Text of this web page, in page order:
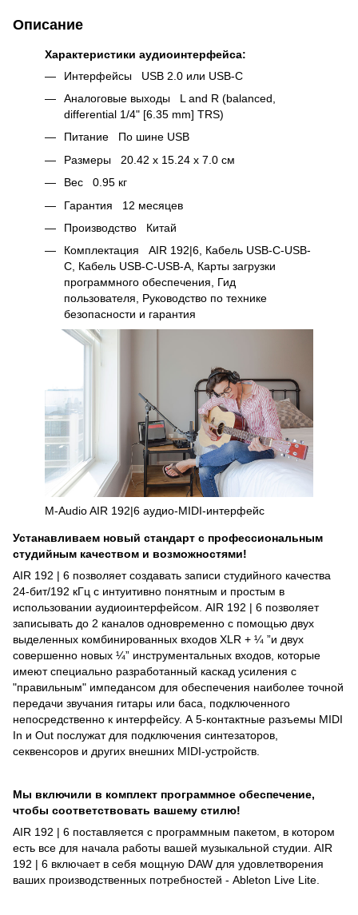
Описание
Характеристики аудиоинтерфейса:
Интерфейсы USB 2.0 или USB-C
Аналоговые выходы L and R (balanced,
differential 1/4" [6.35 mm] TRS)
Питание По шине USB
Размеры 20.42 x 15.24 x 7.0 см
Вес 0.95 кг
Гарантия 12 месяцев
Производство Китай
Комплектация AIR 192|6, Кабель USB-C-USB-
C, Кабель USB-C-USB-A, Карты загрузки
программного обеспечения, Гид
пользователя, Руководство по технике
безопасности и гарантия
M-Audio AIR 192|6 аудио-MIDI-интерфейс
Устанавливаем новый стандарт с профессиональным
студийным качеством и возможностями!
AIR 192 | 6 позволяет создавать записи студийного качества
24-бит/192 кГц с интуитивно понятным и простым в
использовании аудиоинтерфейсом. AIR 192 | 6 позволяет
записывать до 2 каналов одновременно с помощью двух
выделенных комбинированных входов XLR + ¼ ”и двух
совершенно новых ¼” инструментальных входов, которые
имеют специально разработанный каскад усиления с
"правильным" импедансом для обеспечения наиболее точной
передачи звучания гитары или баса, подключенного
непосредственно к интерфейсу. А 5-контактные разъемы MIDI
In и Out послужат для подключения синтезаторов,
секвенсоров и других внешних MIDI-устройств.
Мы включили в комплект программное обеспечение,
чтобы соответствовать вашему стилю!
AIR 192 | 6 поставляется с программным пакетом, в котором
есть все для начала работы вашей музыкальной студии. AIR
192 | 6 включает в себя мощную DAW для удовлетворения
ваших производственных потребностей - Ableton Live Lite.